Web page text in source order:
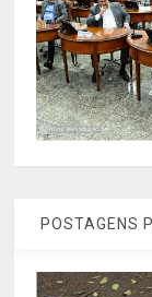
POSTAGENS